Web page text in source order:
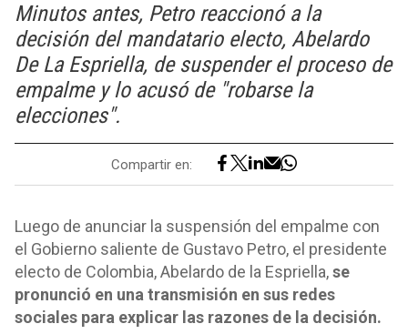
Minutos antes, Petro reaccionó a la
decisión del mandatario electo, Abelardo
De La Espriella, de suspender el proceso de
empalme y lo acusó de "robarse la
elecciones".
Compartir en:
Luego de anunciar la suspensión del empalme con
el Gobierno saliente de Gustavo Petro, el presidente
electo de Colombia, Abelardo de la Espriella,se
pronunció en una transmisión en sus redes
sociales para explicar las razones de la decisión.